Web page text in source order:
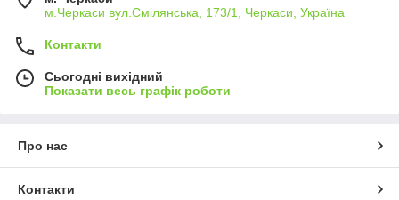
налоговой накладной);
― оперативна відправка Вашої заявки (зазвичай
у день замовлення).
м.Черкаси вул.Смілянська, 173/1, Черкаси, Україна
Контакти
Сьогодні вихідний
Показати весь графік роботи
Про нас
Контакти